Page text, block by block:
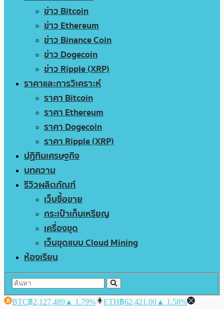
ข่าว Bitcoin
ข่าว Ethereum
ข่าว Binance Coin
ข่าว Dogecoin
ข่าว Ripple (XRP)
ราคาและการวิเคราะห์
ราคา Bitcoin
ราคา Ethereum
ราคา Dogecoin
ราคา Ripple (XRP)
ปฏิทินเศรษฐกิจ
บทความ
รีวิวผลิตภัณฑ์
เว็บซื้อขาย
กระเป๋าเก็บเหรียญ
เครื่องขุด
เว็บขุดแบบ Cloud Mining
ห้องเรียน
BTC฿2,127,489 ▲ 1.79% ETH฿62,421.00 ▲ 1.58%